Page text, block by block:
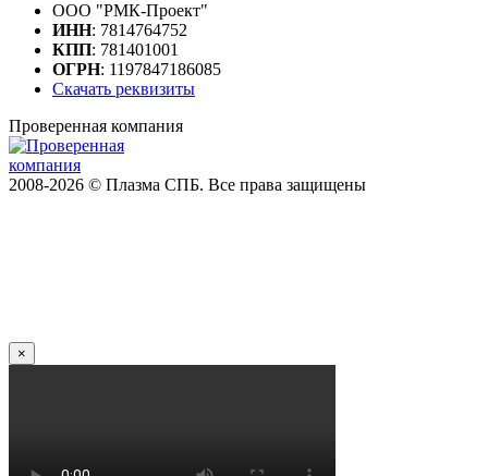
ООО "РМК-Проект"
ИНН: 7814764752
КПП: 781401001
ОГРН: 1197847186085
Скачать реквизиты
Проверенная компания
2008-2026 © Плазма СПБ. Все права защищены
×